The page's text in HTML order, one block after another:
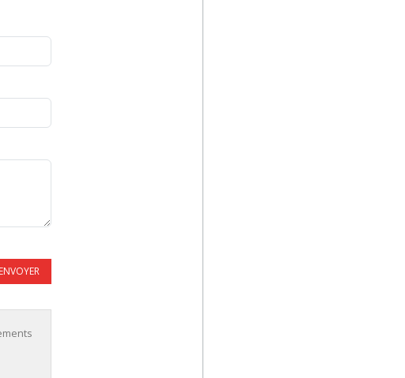
ENVOYER